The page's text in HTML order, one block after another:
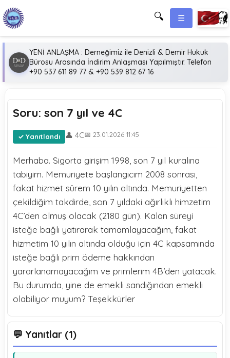
🔍 ☰
YENİ ANLAŞMA : Derneğimiz ile Denizli & Demir Hukuk
Bürosu Arasında İndirim Anlaşması Yapılmıştır. Telefon
+90 537 611 89 77 & +90 539 812 67 16
Soru: son 7 yıl ve 4C
Yanıtlandı 👤 4C📅 23.01.2026 11:45
Merhaba. Sigorta girişim 1998, son 7 yıl kuralına
tabiyim. Memuriyete başlangıcım 2008 sonrası,
fakat hizmet sürem 10 yılın altında. Memuriyetten
çekildiğim takdirde, son 7 yıldaki ağırlıklı himzetim
4C’den olmuş olacak (2180 gün). Kalan süreyi
isteğe bağlı yatırarak tamamlayacağım, fakat
hizmetim 10 yılın altında olduğu için 4C kapsamında
isteğe bağlı prim ödeme hakkından
yararlanamayacağım ve primlerim 4B’den yatacak.
Bu durumda, yine de emekli sandığından emekli
olabiliyor muyum? Teşekkürler
💬 Yanıtlar (1)